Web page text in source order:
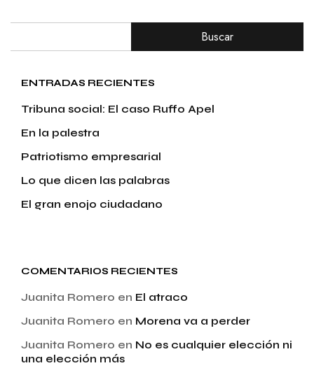
Buscar
ENTRADAS RECIENTES
Tribuna social: El caso Ruffo Apel
En la palestra
Patriotismo empresarial
Lo que dicen las palabras
El gran enojo ciudadano
COMENTARIOS RECIENTES
Juanita Romero en El atraco
Juanita Romero en Morena va a perder
Juanita Romero en No es cualquier elección ni
una elección más